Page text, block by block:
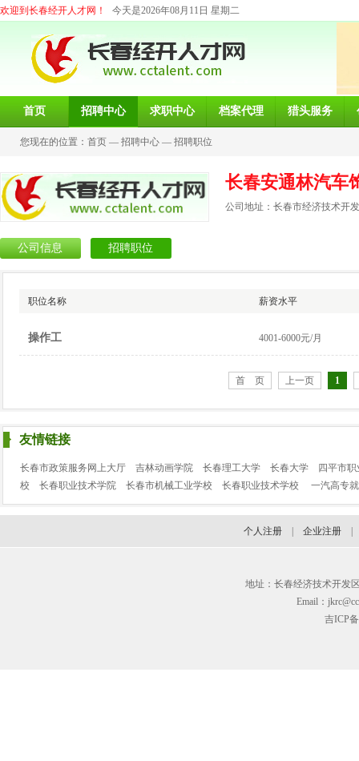
欢迎到长春经开人才网！ 今天是2026年08月11日 星期二
首页 招聘中心 求职中心 档案代理 猎头服务
您现在的位置： 首页 — 招聘中心 — 招聘职位
长春安通林汽车
公司地址：长春市经济技术开
公司信息 招聘职位
职位名称 薪资水平
操作工 4001-6000元/月
首 页 上一页 1
友情链接
长春市政策服务网上大厅 吉林动画学院 长春理工大学 长春大学
四平市
校
长春职业技术学院 长春市机械工业学校 长春职业技术学校 一汽高专
个人注册 企业注册
地址：长春经济技术开发
Email：
吉ICP